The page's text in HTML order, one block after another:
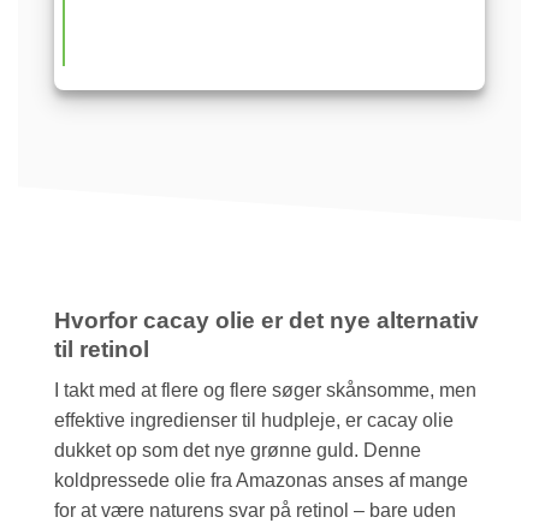
Hvorfor cacay olie er det nye alternativ
til retinol
I takt med at flere og flere søger skånsomme, men
effektive ingredienser til hudpleje, er cacay olie
dukket op som det nye grønne guld. Denne
koldpressede olie fra Amazonas anses af mange
for at være naturens svar på retinol – bare uden